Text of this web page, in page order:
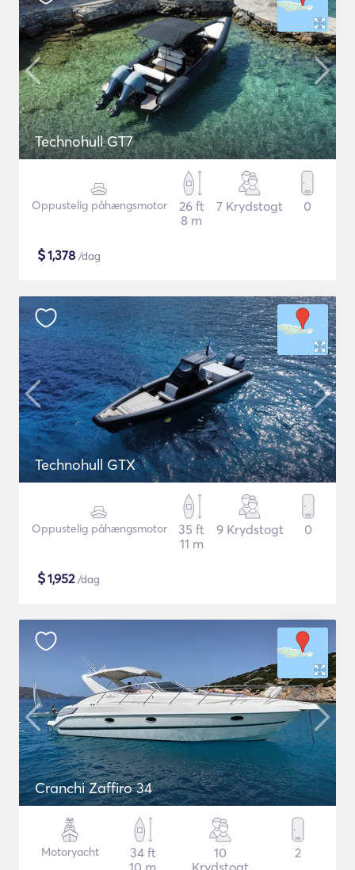
Technohull GT7
Oppustelig påhængsmotor
26 ft
8 m
7 Krydstogt 0
$1,378 /dag
Technohull GTX
Oppustelig påhængsmotor
35 ft
11 m
9 Krydstogt 0
$1,952/dag
Cranchi Zaffiro 34
Motoryacht
34 ft
10 m
10
Krydstogt
2